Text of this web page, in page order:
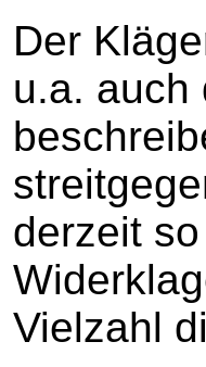
Der
u.a. auch
derzeit
Vielzahl